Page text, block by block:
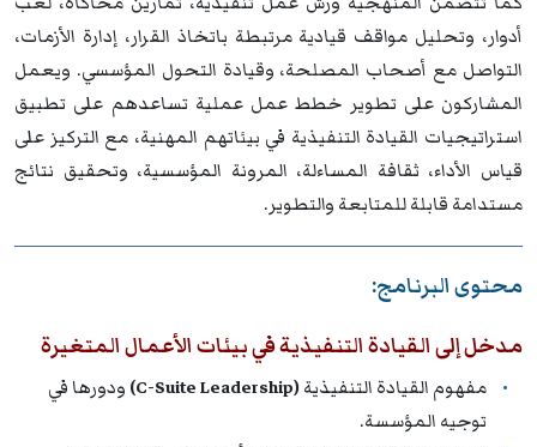
أدوار، وتحليل مواقف قيادية مرتبطة باتخاذ القرار، إدارة الأزمات،
التواصل مع أصحاب المصلحة، وقيادة التحول المؤسسي. ويعمل
المشاركون على تطوير خطط عمل عملية تساعدهم على تطبيق
استراتيجيات القيادة التنفيذية في بيئاتهم المهنية، مع التركيز على
قياس الأداء، ثقافة المساءلة، المرونة المؤسسية، وتحقيق نتائج
مستدامة قابلة للمتابعة والتطوير.
محتوى البرنامج:
مدخل إلى القيادة التنفيذية في بيئات الأعمال المتغيرة
مفهوم القيادة التنفيذية(C-Suite Leadership)
ودورها في
توجيه المؤسسة.